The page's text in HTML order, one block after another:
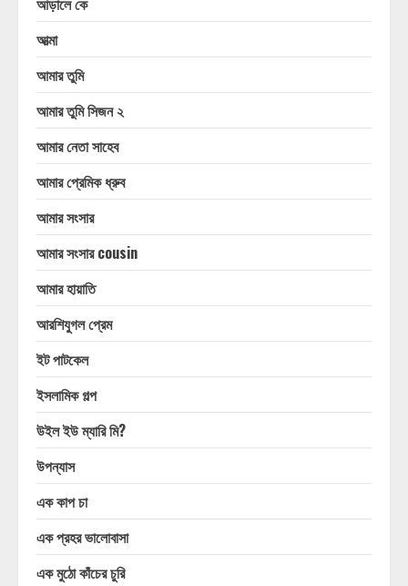
আত্মা
আমার তুমি
আমার তুমি সিজন ২
আমার নেতা সাহেব
আমার প্রেমিক ধ্রুব
আমার সংসার
আমার সংসার cousin
আমার হায়াতি
আরশিযুগল প্রেম
ইট পাটকেল
ইসলামিক গল্প
উইল ইউ ম্যারি মি?
উপন্যাস
এক কাপ চা
এক প্রহর ভালোবাসা
এক মুঠো কাঁচের চুরি